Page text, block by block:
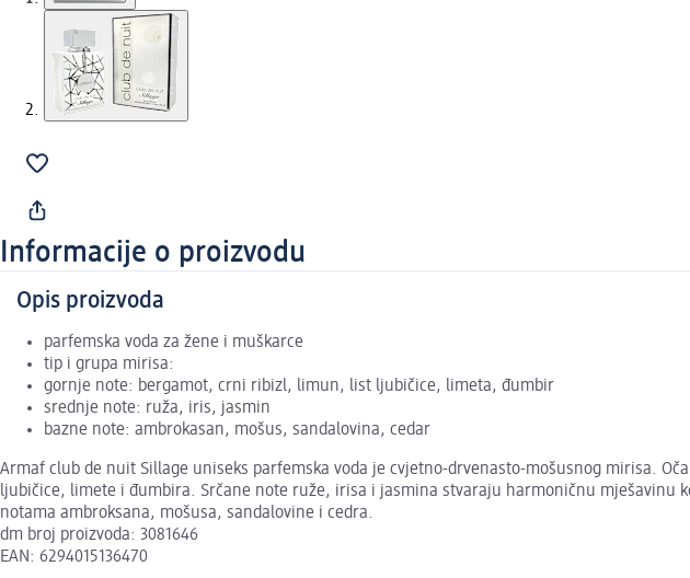
Informacije o proizvodu
Opis proizvoda
parfemska voda za žene i muškarce
tip i grupa mirisa:
gornje note: bergamot, crni ribizl, limun, list ljubičice, limeta, đumbir
srednje note: ruža, iris, jasmin
bazne note: ambrokasan, mošus, sandalovina, cedar
Armaf club de nuit Sillage uniseks parfemska voda je cvjetno-drvenasto-mošusnog mirisa.
ljubičice, limete i đumbira. Srčane note ruže, irisa i jasmina stvaraju harmoničnu
notama ambroksana, mošusa, sandalovine i cedra.
dm broj proizvoda: 3081646
EAN: 6294015136470